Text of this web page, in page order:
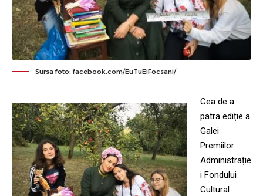
Sursa foto: facebook.com/EuTuEiFocsani/
Cea de a
patra ediție a
Galei
Premiilor
Administrație
i Fondului
Cultural